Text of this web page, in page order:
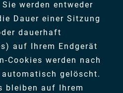
werden entweder
Dauer einer Sitzung
dauerhaft
auf Ihrem Endgerät
Cookies werden nach
automatisch gelöscht.
bleiben auf Ihrem